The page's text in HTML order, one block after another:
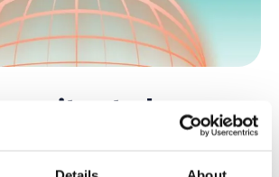
excitante !
désormais revendeur officiel de